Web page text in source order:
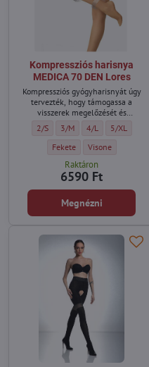
Kompressziós harisnya
MEDICA 70 DEN Lores
Kompressziós gyógyharisnyát úgy
tervezték, hogy támogassa a
visszerek megelőzését és
mindennapi tevékenységét.
Kompressziós harisnya
2/S Kompressziós harisnya
3/M Kompressziós
4/L
5/XL
Kompressziós harisnya
Fekete Kompressziós
Visone
Raktáron
6590 Ft
Megnézni